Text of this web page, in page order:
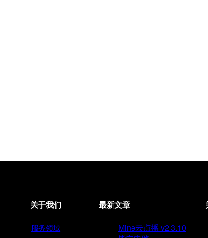
关于我们
服务领域
最新文章
Mine云点播 v2.3.10